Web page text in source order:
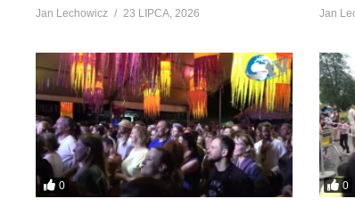
Jan Lechowicz 23 LIPCA, 2026 Jan
0 0